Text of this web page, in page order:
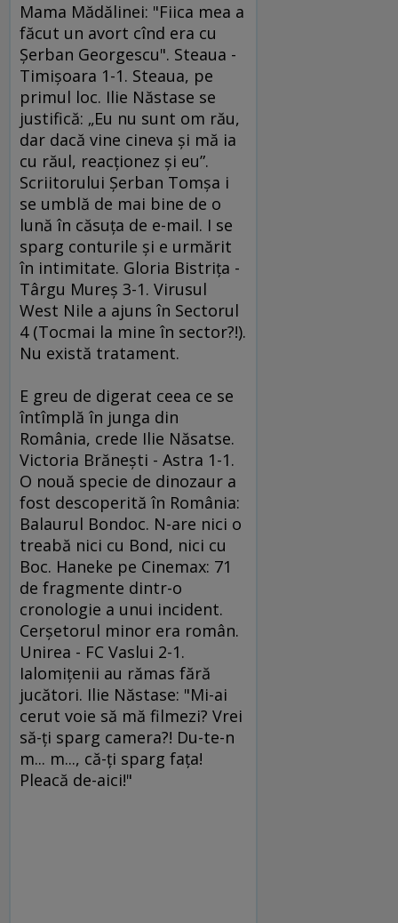
Mama Mădălinei: "Fiica mea a
făcut un avort cînd era cu
Şerban Georgescu". Steaua -
Timişoara 1-1. Steaua, pe
primul loc. Ilie Năstase se
justifică: „Eu nu sunt om rău,
dar dacă vine cineva şi mă ia
cu răul, reacţionez şi eu”.
Scriitorului Şerban Tomşa i
se umblă de mai bine de o
lună în căsuţa de e-mail. I se
sparg conturile şi e urmărit
în intimitate. Gloria Bistriţa -
Târgu Mureş 3-1. Virusul
West Nile a ajuns în Sectorul
4 (Tocmai la mine în sector?!).
Nu există tratament.
E greu de digerat ceea ce se
întîmplă în junga din
România, crede Ilie Năsatse.
Victoria Brăneşti - Astra 1-1.
O nouă specie de dinozaur a
fost descoperită în România:
Balaurul Bondoc. N-are nici o
treabă nici cu Bond, nici cu
Boc. Haneke pe Cinemax: 71
de fragmente dintr-o
cronologie a unui incident.
Cerşetorul minor era român.
Unirea - FC Vaslui 2-1.
Ialomiţenii au rămas fără
jucători. Ilie Năstase: "Mi-ai
cerut voie să mă filmezi? Vrei
să-ţi sparg camera?! Du-te-n
m... m..., că-ţi sparg faţa!
Pleacă de-aici!"